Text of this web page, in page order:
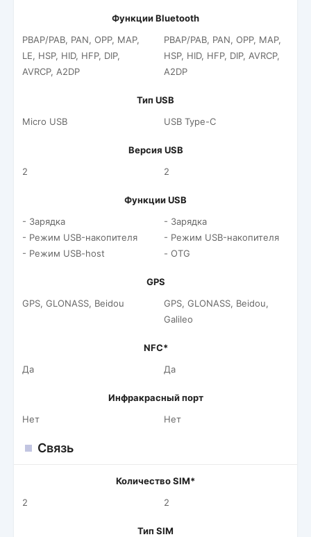
Функции Bluetooth
PBAP/PAB, PAN, OPP, MAP,
LE, HSP, HID, HFP, DIP,
AVRCP, A2DP
PBAP/PAB, PAN, OPP, MAP,
HSP, HID, HFP, DIP, AVRCP,
A2DP
Тип USB
Micro USB
USB Type-C
Версия USB
2
2
Функции USB
- Зарядка
- Режим USB-накопителя
- Режим USB-host
- Зарядка
- Режим USB-накопителя
- OTG
GPS
GPS, GLONASS, Beidou
GPS, GLONASS, Beidou,
Galileo
NFC*
Да
Да
Инфракрасный порт
Нет
Нет
Связь
Количество SIM*
2
2
Тип SIM